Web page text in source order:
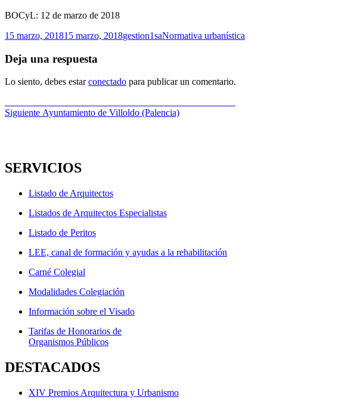
BOCyL: 12 de marzo de 2018
Publicado
15 marzo, 201815 marzo, 2018Autor
gestion1saCategorías
Normativa urbanística
Deja una respuesta
Lo siento, debes estarconectado para publicar un comentario.
Navegación
de
anterior:
Siguiente Entrada
Ayuntamiento de Villoldo (Palencia)
SERVICIOS
Listado de Arquitectos
Listados de Arquitectos Especialistas
Listado de Peritos
LEE, canal de formación y ayudas a la rehabilitación
Carné Colegial
Modalidades Colegiación
Información sobre el Visado
Tarifas de Honorarios de
Organismos Públicos
DESTACADOS
XIV Premios Arquitectura y Urbanismo